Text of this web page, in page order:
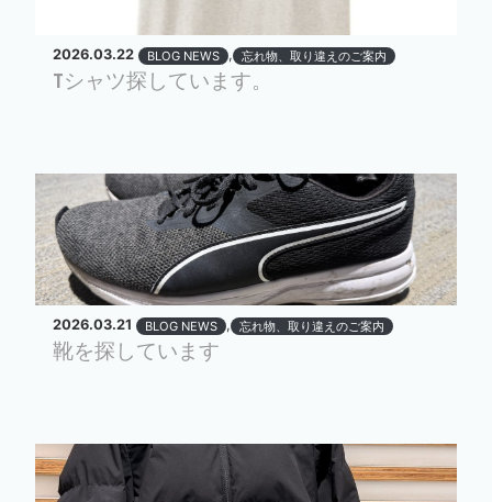
2026.03.22 BLOG NEWS , 忘れ物、取り違えのご案内
Tシャツ探しています。
2026.03.21 BLOG NEWS , 忘れ物、取り違えのご案内
靴を探しています